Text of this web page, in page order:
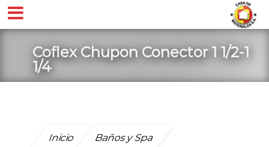
Coflex Chupon Conector 1 1/2-1
1/4
Inicio Baños y Spa